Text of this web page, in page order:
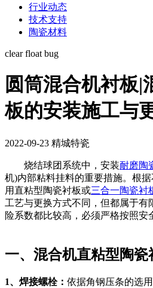
行业动态
技术支持
陶瓷材料
clear float bug
圆筒混合机衬板|
板的安装施工与
2022-09-23 精城特瓷
烧结球团系统中，安装耐磨陶
机)内部粘料挂料的重要措施。根
用直粘型陶瓷衬板或三合一陶瓷衬
工艺与更换方式不同，但都属于有
险系数都比较高，必须严格按照安
一、混合机直粘型陶
1、焊接螺栓： 依据角钢压条的选